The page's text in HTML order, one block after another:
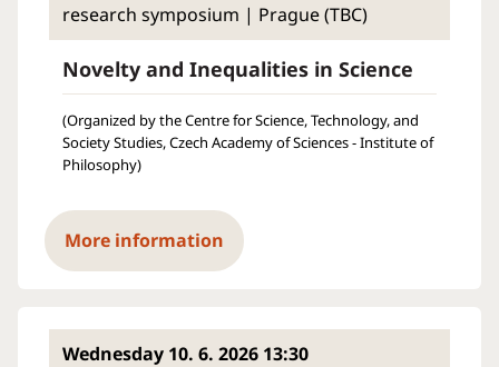
research symposium | Prague (TBC)
Novelty and Inequalities in Science
(Organized by the Centre for Science, Technology, and
Society Studies, Czech Academy of Sciences - Institute of
Philosophy)
More information
Wednesday 10. 6. 2026 13:30